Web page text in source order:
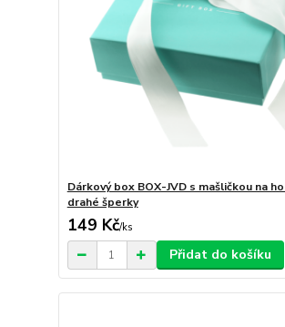
Dárkový box BOX-JVD s mašličkou na
drahé šperky
149 Kč/ks
Přidat do košíku